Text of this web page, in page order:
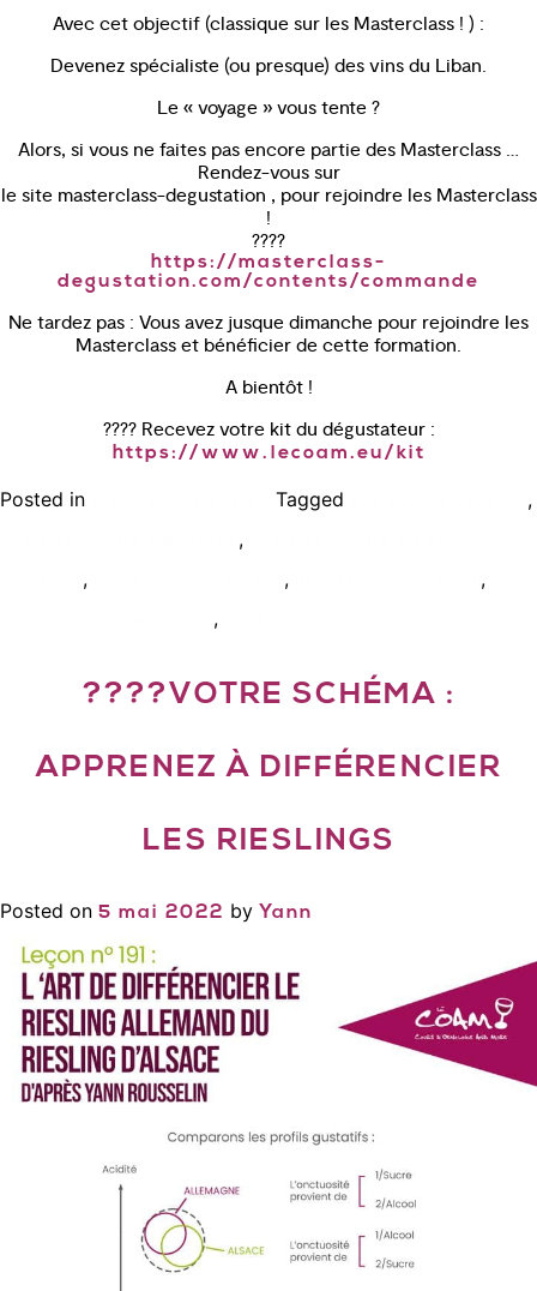
Avec cet objectif (classique sur les Masterclass ! ) :
Devenez spécialiste (ou presque) des vins du Liban.
Le « voyage » vous tente ?
Alors, si vous ne faites pas encore partie des Masterclass …
Rendez-vous sur
le site masterclass-degustation , pour rejoindre les Masterclass
!
????
https://masterclass-
degustation.com/contents/commande
Ne tardez pas : Vous avez jusque dimanche pour rejoindre les
Masterclass et bénéficier de cette formation.
A bientôt !
???? Recevez votre kit du dégustateur :
https://www.lecoam.eu/kit
Posted in Tagged ,
,
, , ,
,
????VOTRE SCHÉMA :
APPRENEZ À DIFFÉRENCIER
LES RIESLINGS
Posted on 5 mai 2022 by Yann